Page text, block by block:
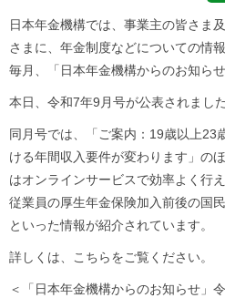
日本年金機構では、事業主の皆さま
さまに、年金制度などについての情
毎月、「日本年金機構からのお知ら
本日、令和7年9月号が公表されました
同月号では、「ご案内：19歳以上23
ける年間収入要件が変わります」の
はオンラインサービスで効率よく行
従業員の厚生年金保険加入前後の国
といった情報が紹介されています。
詳しくは、こちらをご覧ください。
＜「日本年金機構からのお知らせ」